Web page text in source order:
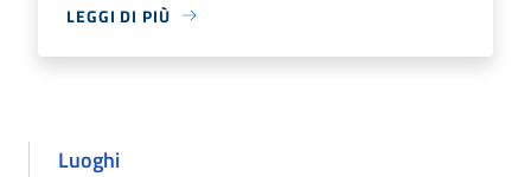
LEGGI DI PIÙ
Luoghi